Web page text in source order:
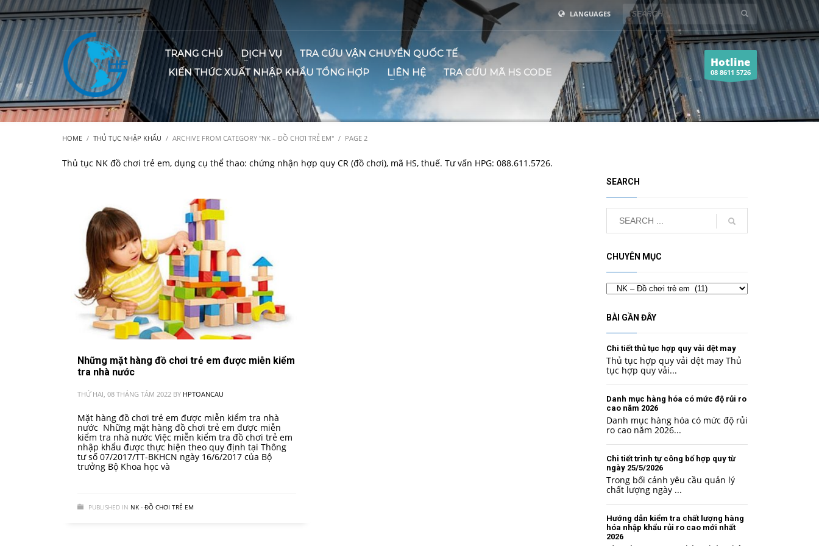
LANGUAGES
TRANG CHỦ DỊCH VỤ
TRA CỨU VẬN CHUYỂN QUỐC TẾ
KIẾN THỨC XUẤT NHẬP KHẨU TỔNG HỢP
LIÊN HỆ TRA CỨU MÃ HS CODE
Hotline
08 8611 5726
HOME THỦ TỤC NHẬP KHẨU ARCHIVE FROM CATEGORY "NK – ĐỒ CHƠI TRẺ EM" PAGE 2
Thủ tục NK đồ chơi trẻ em, dụng cụ thể thao: chứng nhận hợp quy CR (đồ chơi), mã HS, thuế. Tư vấn HPG: 088.611.5726.
Những mặt hàng đồ chơi trẻ em được miễn kiểm
tra nhà nước
THỨ HAI, 08 THÁNG TÁM 2022 BY HPTOANCAU
Mặt hàng đồ chơi trẻ em được miễn kiểm tra nhà
nước Những mặt hàng đồ chơi trẻ em được miễn
kiểm tra nhà nước Việc miễn kiểm tra đồ chơi trẻ em
nhập khẩu được thực hiện theo quy định tại Thông
tư số 07/2017/TT-BKHCN ngày 16/6/2017 của Bộ
trưởng Bộ Khoa học và
PUBLISHED IN NK - ĐỒ CHƠI TRẺ EM
SEARCH
CHUYÊN MỤC
Chuyên
mục
BÀI GẦN ĐÂY
Chi tiết thủ tục hợp quy vải dệt may
Thủ tục hợp quy vải dệt may Thủ
tục hợp quy vải...
Danh mục hàng hóa có mức độ rủi ro
cao năm 2026
Danh mục hàng hóa có mức độ rủi
ro cao năm 2026...
Chi tiết trình tự công bố hợp quy từ
ngày 25/5/2026
Trong bối cảnh yêu cầu quản lý
chất lượng ngày ...
Hướng dẫn kiểm tra chất lượng hàng
hóa nhập khẩu rủi ro cao mới nhất
2026